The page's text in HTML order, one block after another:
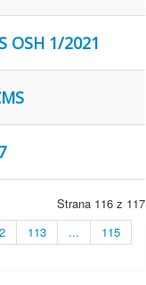
OSH 1/2021
Strana 116 z 117
113 ...
115